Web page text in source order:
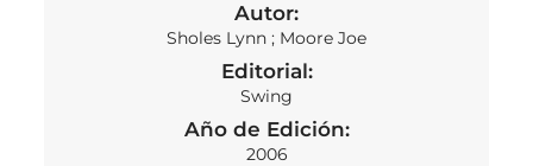
Autor:
Sholes Lynn ; Moore Joe
Editorial:
Swing
Año de Edición:
2006